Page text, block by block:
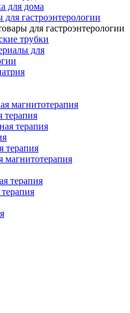
для дома
гастроэнтерологии
для гастроэнтерологии
трубки
для
магнитотерапия
терапия
терапия
терапия
магнитотерапия
терапия
терапия